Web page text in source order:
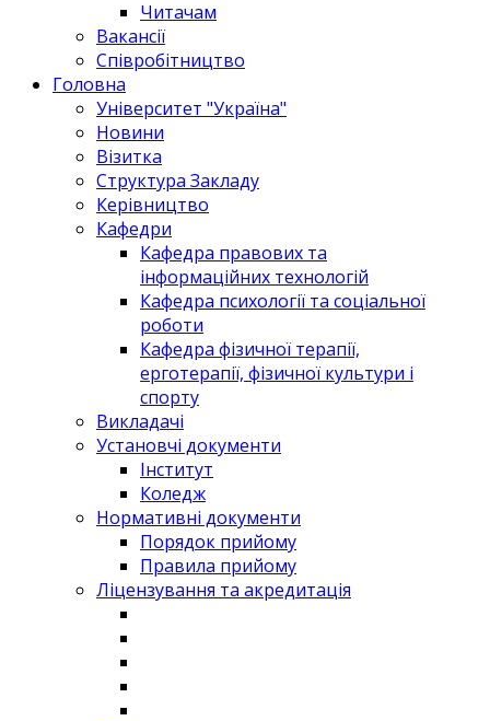
Читачам
Вакансії
Співробітництво
Головна
Університет "Україна"
Новини
Візитка
Структура Закладу
Керівництво
Кафедри
Кафедра правових та
інформаційних технологій
Кафедра психології та соціальної
роботи
Кафедра фізичної терапії,
ерготерапії, фізичної культури і
спорту
Викладачі
Установчі документи
Інститут
Коледж
Нормативні документи
Порядок прийому
Правила прийому
Ліцензування та акредитація